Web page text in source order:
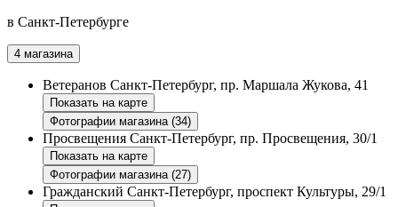
в Санкт-Петербурге
4 магазина
Ветеранов Санкт-Петербург, пр. Маршала Жукова, 41
Показать на карте
Фотографии магазина (34)
Просвещения Санкт-Петербург, пр. Просвещения, 30/1
Показать на карте
Фотографии магазина (27)
Гражданский Санкт-Петербург, проспект Культуры, 29/1